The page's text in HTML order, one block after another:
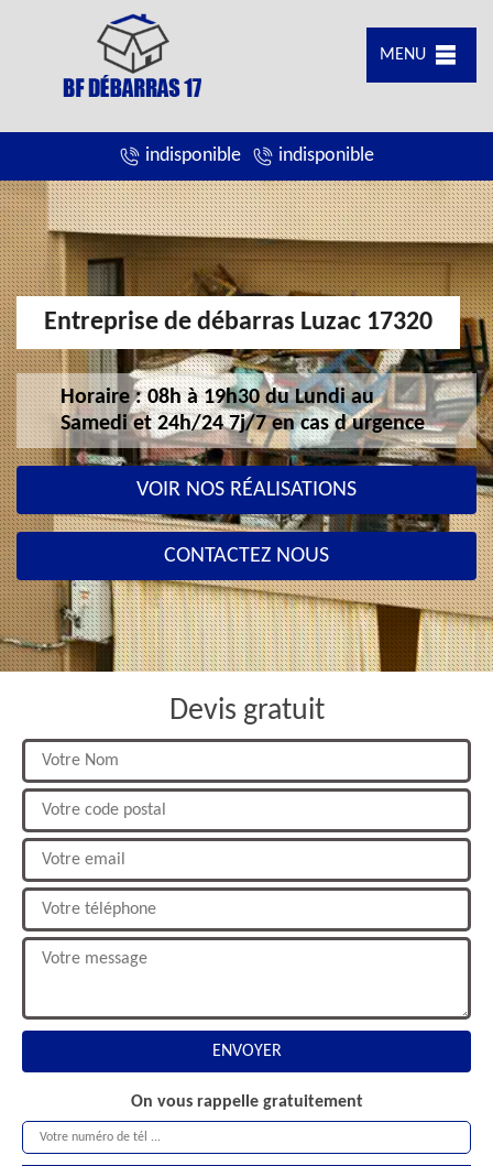
MENU
indisponible indisponible
Entreprise de débarras Luzac 17320
Horaire : 08h à 19h30 du Lundi au
Samedi et 24h/24 7j/7 en cas d urgence
VOIR NOS RÉALISATIONS
CONTACTEZ NOUS
Devis gratuit
On vous rappelle gratuitement